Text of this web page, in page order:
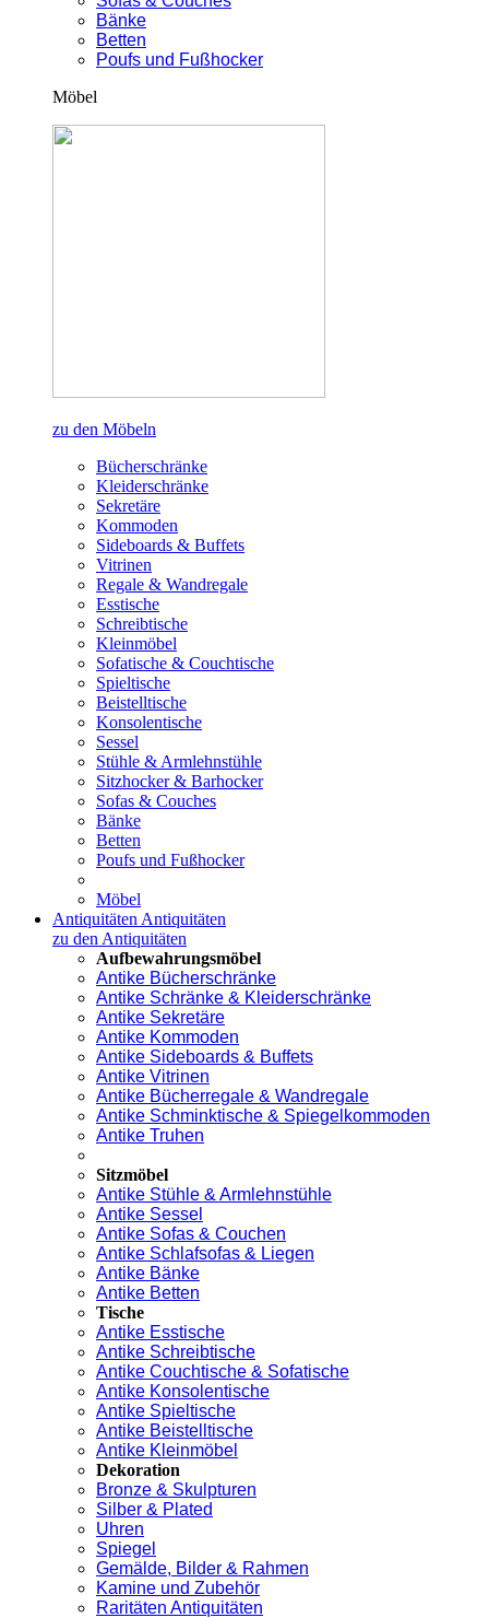
Bänke
Betten
Poufs und Fußhocker
Möbel
zu den Möbeln
Bücherschränke
Kleiderschränke
Sekretäre
Kommoden
Sideboards & Buffets
Vitrinen
Regale & Wandregale
Esstische
Schreibtische
Kleinmöbel
Sofatische & Couchtische
Spieltische
Beistelltische
Konsolentische
Sessel
Stühle & Armlehnstühle
Sitzhocker & Barhocker
Sofas & Couches
Bänke
Betten
Poufs und Fußhocker
Möbel
Antiquitäten Antiquitäten
zu den Antiquitäten
Aufbewahrungsmöbel
Antike Bücherschränke
Antike Schränke & Kleiderschränke
Antike Sekretäre
Antike Kommoden
Antike Sideboards & Buffets
Antike Vitrinen
Antike Bücherregale & Wandregale
Antike Schminktische & Spiegelkommoden
Antike Truhen
Sitzmöbel
Antike Stühle & Armlehnstühle
Antike Sessel
Antike Sofas & Couchen
Antike Schlafsofas & Liegen
Antike Bänke
Antike Betten
Tische
Antike Esstische
Antike Schreibtische
Antike Couchtische & Sofatische
Antike Konsolentische
Antike Spieltische
Antike Beistelltische
Antike Kleinmöbel
Dekoration
Bronze & Skulpturen
Silber & Plated
Uhren
Spiegel
Gemälde, Bilder & Rahmen
Kamine und Zubehör
Raritäten Antiquitäten